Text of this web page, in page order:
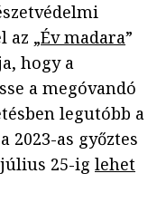
az „Év madara”
hogy a
a megóvandó
legutóbb a
2023-as győztes
25-ig lehet